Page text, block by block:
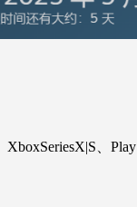
XboxSeriesX|S、